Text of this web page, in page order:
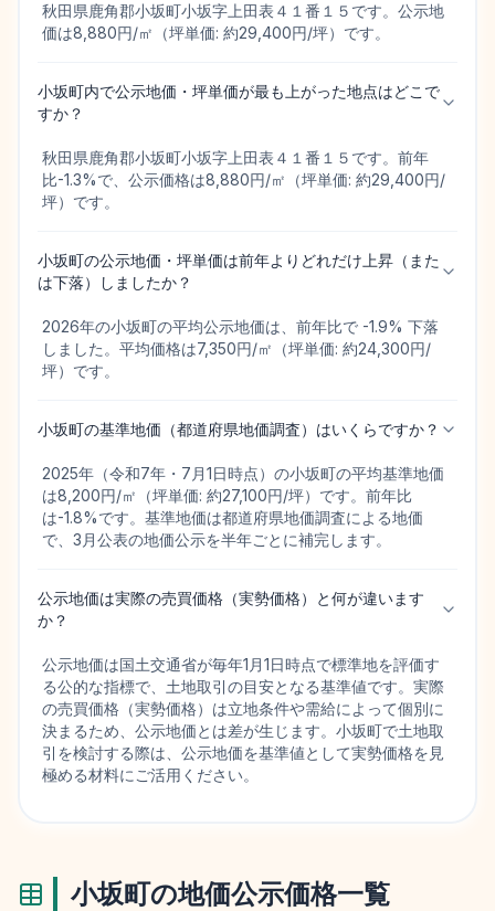
秋田県鹿角郡小坂町小坂字上田表４１番１５です。公示地
価は8,880円/㎡（坪単価: 約29,400円/坪）です。
小坂町内で公示地価・坪単価が最も上がった地点はどこで
すか？
秋田県鹿角郡小坂町小坂字上田表４１番１５です。前年
比-1.3%で、公示価格は8,880円/㎡（坪単価: 約29,400円/
坪）です。
小坂町の公示地価・坪単価は前年よりどれだけ上昇（また
は下落）しましたか？
2026年の小坂町の平均公示地価は、前年比で -1.9% 下落
しました。平均価格は7,350円/㎡（坪単価: 約24,300円/
坪）です。
小坂町の基準地価（都道府県地価調査）はいくらですか？
2025年（令和7年・7月1日時点）の小坂町の平均基準地価
は8,200円/㎡（坪単価: 約27,100円/坪）です。前年比
は-1.8%です。基準地価は都道府県地価調査による地価
で、3月公表の地価公示を半年ごとに補完します。
公示地価は実際の売買価格（実勢価格）と何が違います
か？
公示地価は国土交通省が毎年1月1日時点で標準地を評価す
る公的な指標で、土地取引の目安となる基準値です。実際
の売買価格（実勢価格）は立地条件や需給によって個別に
決まるため、公示地価とは差が生じます。小坂町で土地取
引を検討する際は、公示地価を基準値として実勢価格を見
極める材料にご活用ください。
小坂町の地価公示価格一覧